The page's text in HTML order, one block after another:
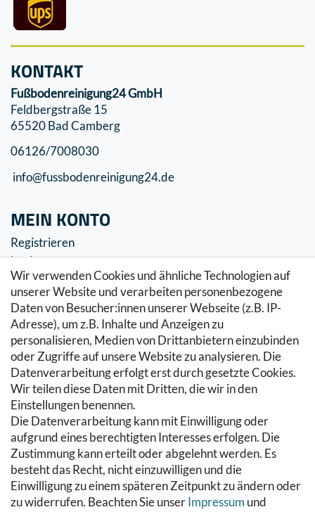
Wir verwenden Cookies und ähnliche Technologien auf
unserer Website und verarbeiten personenbezogene
Daten von Besucher:innen unserer Webseite (z.B. IP-
Adresse), um z.B. Inhalte und Anzeigen zu
personalisieren, Medien von Drittanbietern einzubinden
oder Zugriffe auf unsere Website zu analysieren. Die
Datenverarbeitung erfolgt erst durch gesetzte Cookies.
Wir teilen diese Daten mit Dritten, die wir in den
Einstellungen benennen.
Die Datenverarbeitung kann mit Einwilligung oder
aufgrund eines berechtigten Interesses erfolgen. Die
Zustimmung kann erteilt oder abgelehnt werden. Es
besteht das Recht, nicht einzuwilligen und die
Einwilligung zu einem späteren Zeitpunkt zu ändern oder
zu widerrufen. Beachten Sie unserImpressum und
KONTAKT
Fußbodenreinigung24 GmbH
Feldbergstraße 15
65520 Bad Camberg
06126/7008030
info@fussbodenreinigung24.de
MEIN KONTO
Registrieren
Login
SERVICE
Zahlung & Versand
Warenkorb
Zur Kasse
Hilfe
RECHTLICHES
Kontakt
Datenschutzerklärung
AGB
Impressum
Hinweise zur Batterieentsorgung